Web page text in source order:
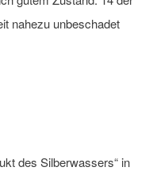
nahezu unbeschadet
des Silberwassers“ in